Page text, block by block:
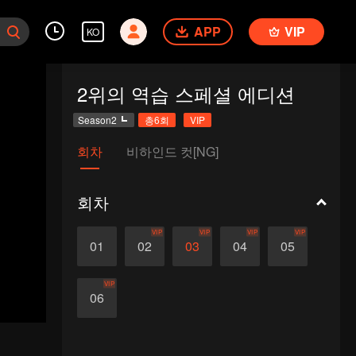
KO APP VIP
2위의 역습 스페셜 에디션
Season2 총6회 VIP
회차 비하인드 컷[NG]
회차
01 02
VIP
03
VIP
04
VIP
05
VIP
06
VIP